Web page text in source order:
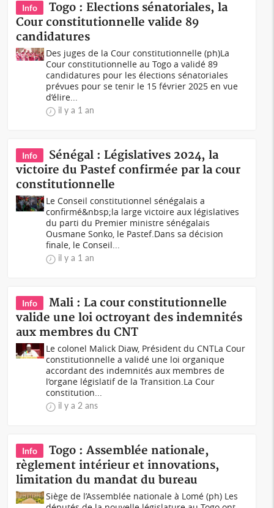
Info
Togo : Elections sénatoriales, la
Cour constitutionnelle valide 89
candidatures
Des juges de la Cour constitutionnelle (ph)La
Cour constitutionnelle au Togo a validé 89
candidatures pour les élections sénatoriales
prévues pour se tenir le 15 février 2025 en vue
d’élire...
il y a 1 an
Info
Sénégal : Législatives 2024, la
victoire du Pastef confirmée par la cour
constitutionnelle
Le Conseil constitutionnel sénégalais a
confirmé&nbsp;la large victoire aux législatives
du parti du Premier ministre sénégalais
Ousmane Sonko, le Pastef.Dans sa décision
finale, le Conseil...
il y a 1 an
Info
Mali : La cour constitutionnelle
valide une loi octroyant des indemnités
aux membres du CNT
Le colonel Malick Diaw, Président du CNTLa Cour
constitutionnelle a validé une loi organique
accordant des indemnités aux membres de
l’organe législatif de la Transition.La Cour
constitution...
il y a 2 ans
Info
Togo : Assemblée nationale,
règlement intérieur et innovations,
limitation du mandat du bureau
Siège de l’Assemblée nationale à Lomé (ph) Les